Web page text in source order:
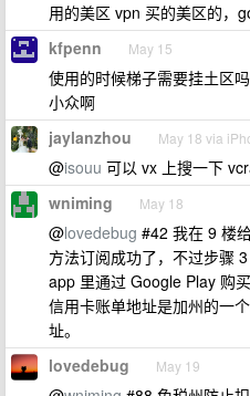
用的美区 vpn 买的美区的，
kfpenn May 15
使用的时候梯子需要挂土区
小众啊
jaylanzhou May 18 via
@isouu 可以 vx 上搜一下
wniming May 18
@lovedebug #42 我在 9 楼
方法订阅成功了，不过步骤
app 里通过 Google Play 购
信用卡账单地址是加州的一
址。
lovedebug May 19